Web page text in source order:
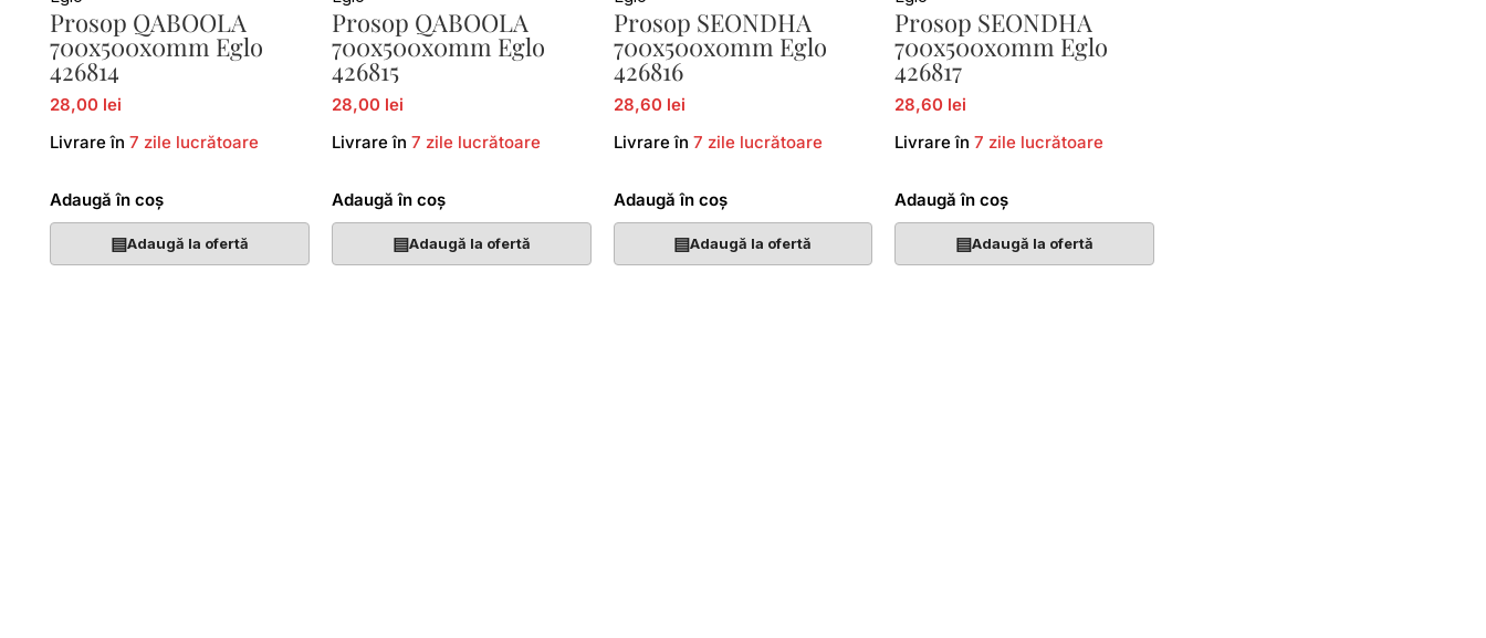
Prosop QABOOLA
700x500x0mm Eglo
426814
28,00 lei
Livrare în 7 zile lucrătoare
Adaugă în coș
▤Adaugă la ofertă
Prosop QABOOLA
700x500x0mm Eglo
426815
28,00 lei
Livrare în 7 zile lucrătoare
Adaugă în coș
▤Adaugă la ofertă
Prosop SEONDHA
700x500x0mm Eglo
426816
28,60 lei
Livrare în 7 zile lucrătoare
Adaugă în coș
▤Adaugă la ofertă
Prosop SEONDHA
700x500x0mm Eglo
426817
28,60 lei
Livrare în7 zile lucrătoare
Adaugă în coș
▤Adaugă la ofertă